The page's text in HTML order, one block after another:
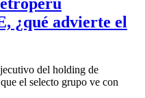
¿qué advierte el
del holding de
el selecto grupo ve con